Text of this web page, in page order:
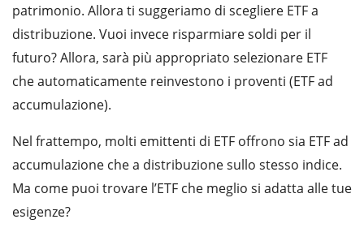
patrimonio. Allora ti suggeriamo di scegliere ETF a
distribuzione. Vuoi invece risparmiare soldi per il
futuro? Allora, sarà più appropriato selezionare ETF
che automaticamente reinvestono i proventi (ETF ad
accumulazione).
Nel frattempo, molti emittenti di ETF offrono sia ETF ad
accumulazione che a distribuzione sullo stesso indice.
Ma come puoi trovare l’ETF che meglio si adatta alle tue
esigenze?Ci serve il tuo ok per caricare il servizio